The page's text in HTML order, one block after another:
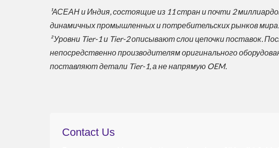
¹АСЕАН и Индия, состоящие из 11 стран и почти 2
динамичных промышленных и потребительских рынков мира.
² Уровни Tier-1 и Tier-2 описывают слои цепочки поставок.
непосредственно производителям оригинального
поставляют детали Tier-1, а не напрямую OEM.